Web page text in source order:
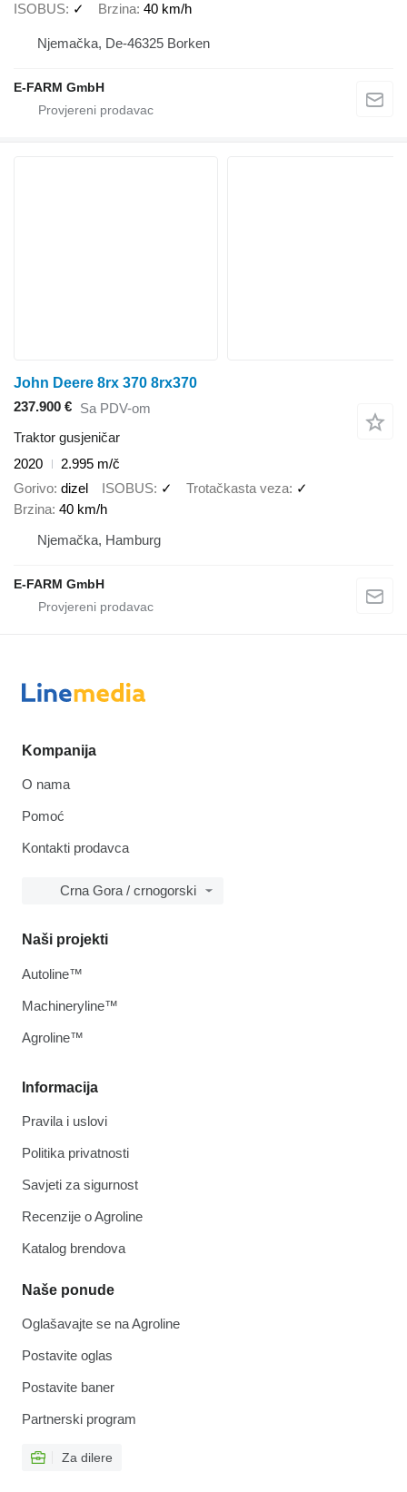
ISOBUS ✓ Brzina 40 km/h
Njemačka, De-46325 Borken
E-FARM GmbH
John Deere 8rx 370 8rx370
237.900 € Sa PDV-om
Traktor gusjeničar
2020
2.995 m/č
Gorivo dizel ISOBUS ✓ Trotačkasta veza ✓
Brzina 40 km/h
Njemačka, Hamburg
E-FARM GmbH
Kompanija
O nama
Pomoć
Kontakti prodavca
Crna Gora / crnogorski
Informacija
Pravila i uslovi
Politika privatnosti
Savjeti za sigurnost
Recenzije o Agroline
Katalog brendova
Naše ponude
Oglašavajte se na Agroline
Postavite oglas
Postavite baner
Partnerski program
Za dilere
Naši projekti
Autoline™
Machineryline™
Agroline™